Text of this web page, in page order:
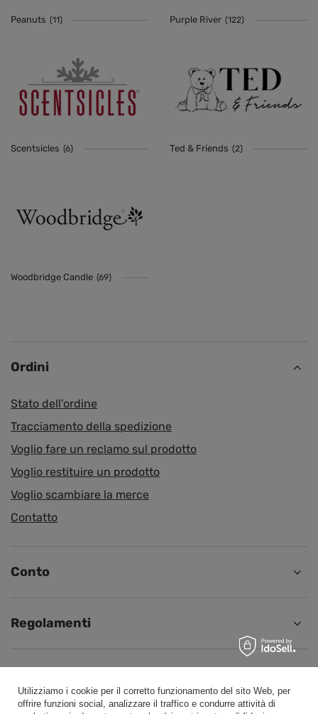
Peanuts (11) Purple River (122)
Scentsicles (6) Ted & Friends (2)
Woodbridge Candle (69)
Ordini
Stato dell'ordine
Tracciamento della spedizione
Voglio fare un reclamo sul prodotto
Voglio restituire un prodotto
Voglio scambiare la merce
Contatto
Conto
Regolamenti
Utilizziamo i cookie per il corretto funzionamento del sito Web, per
offrire funzioni social, analizzare il traffico e condurre attività di